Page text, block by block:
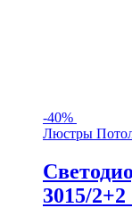
-40%
Люстры
3015/